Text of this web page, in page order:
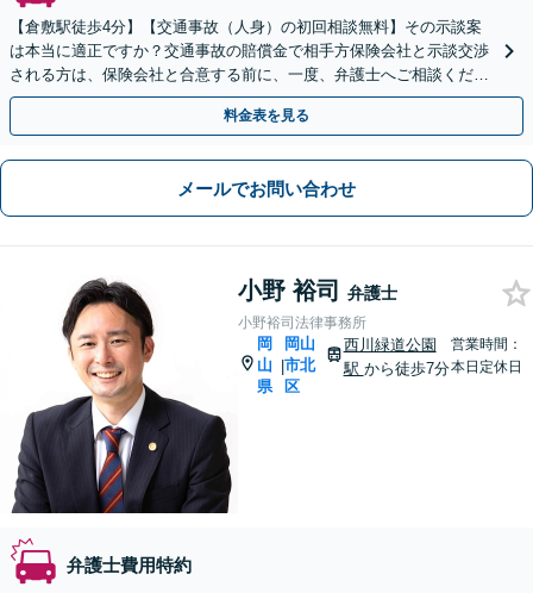
【倉敷駅徒歩4分】【交通事故（人身）の初回相談無料】その示談案
は本当に適正ですか？交通事故の賠償金で相手方保険会社と示談交渉
される方は、保険会社と合意する前に、一度、弁護士へご相談くださ
い。
料金表を見る
メールでお問い合わせ
小野 裕司 弁護士
小野裕司法律事務所
岡
山
県
|
岡山
市北
区
西川緑道公園
駅 から徒歩7分
営業時間：
本日定休日
弁護士費用特約